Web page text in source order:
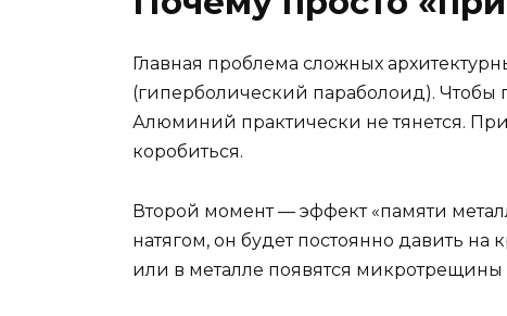
Главная проблема сложных
(гиперболический параболоид). Чтобы
Алюминий практически не тянется.
коробиться.
Второй момент — эффект «памяти
натягом, он будет постоянно давить
или в металле появятся